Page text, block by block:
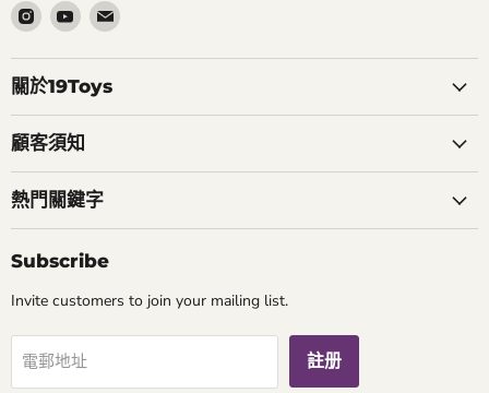
在
Instagram
找
到
們
在
Youtube
找
到
們
在
郵
關於19Toys
顧客須知
熱門關鍵字
Subscribe
Invite customers to join your mailing list.
電郵地址 註册